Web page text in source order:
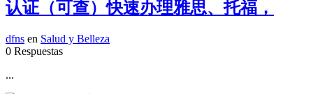
认证（可查）快速办理雅思、托福，
dfns en Salud y Belleza
0 Respuestas
...